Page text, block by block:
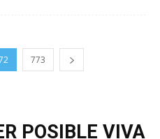
773
POSIBLE VIVA